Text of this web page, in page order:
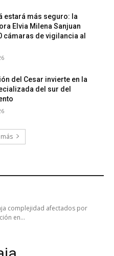
estará más seguro: la
Elvia Milena Sanjuan
cámaras de vigilancia al
del Cesar invierte en la
del sur del